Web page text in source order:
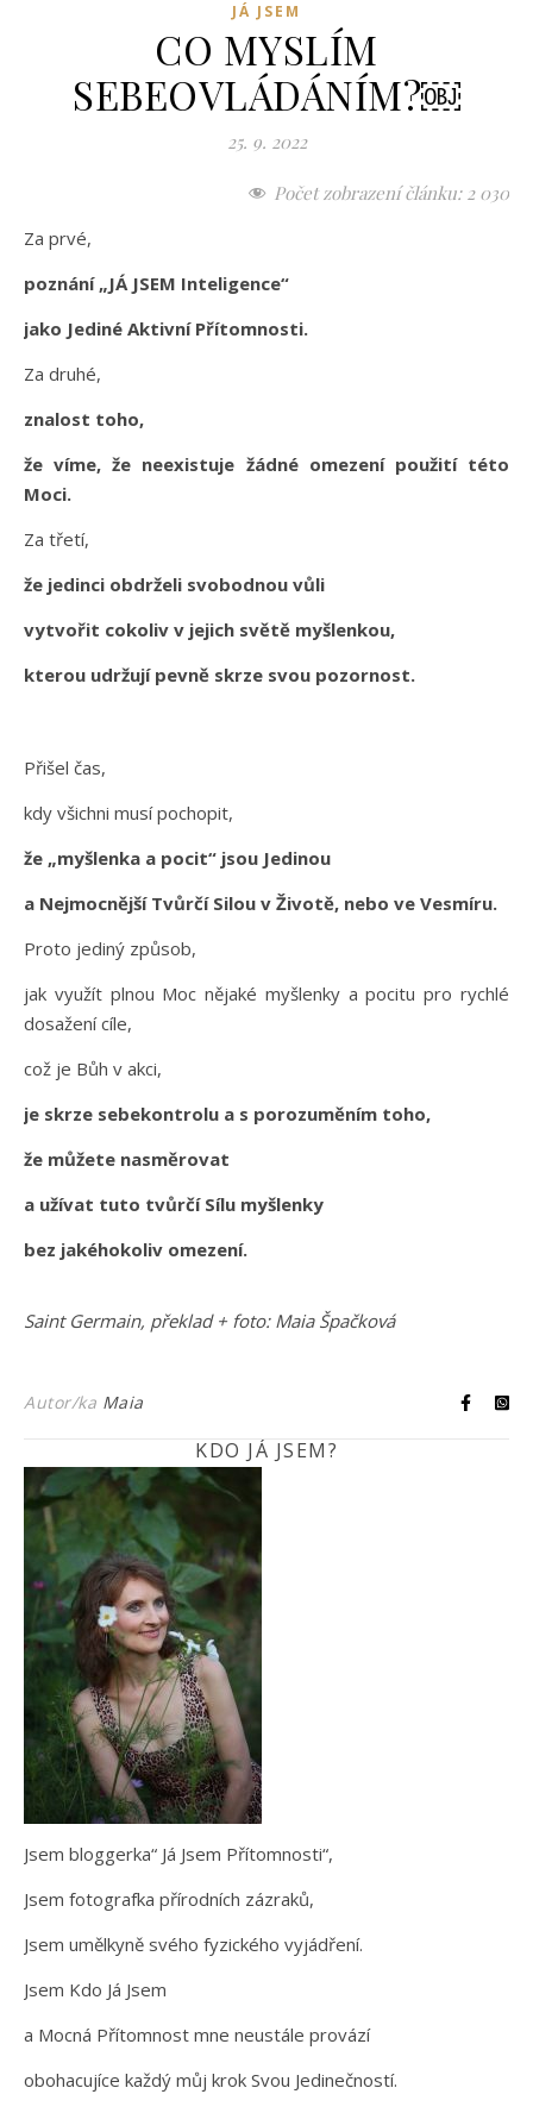
JÁ JSEM
CO MYSLÍM
SEBEOVLÁDÁNÍM?￼
25. 9. 2022
Počet zobrazení článku: 2 030
Za prvé,
poznání „JÁ JSEM Inteligence“
jako Jediné Aktivní Přítomnosti.
Za druhé,
znalost toho,
že víme, že neexistuje žádné omezení použití této
Moci.
Za třetí,
že jedinci obdrželi svobodnou vůli
vytvořit cokoliv v jejich světě myšlenkou,
kterou udržují pevně skrze svou pozornost.
Přišel čas,
kdy všichni musí pochopit,
že „myšlenka a pocit“ jsou Jedinou
a Nejmocnější Tvůrčí Silou v Životě, nebo ve Vesmíru.
Proto jediný způsob,
jak využít plnou Moc nějaké myšlenky a pocitu pro rychlé
dosažení cíle,
což je Bůh v akci,
je skrze sebekontrolu a s porozuměním toho,
že můžete nasměrovat
a užívat tuto tvůrčí Sílu myšlenky
bez jakéhokoliv omezení.
Saint Germain, překlad + foto: Maia Špačková
Autor/ka Maia
KDO JÁ JSEM?
Jsem bloggerka“ Já Jsem Přítomnosti“,
Jsem fotografka přírodních zázraků,
Jsem umělkyně svého fyzického vyjádření.
Jsem Kdo Já Jsem
a Mocná Přítomnost mne neustále provází
obohacujíce každý můj krok Svou Jedinečností.